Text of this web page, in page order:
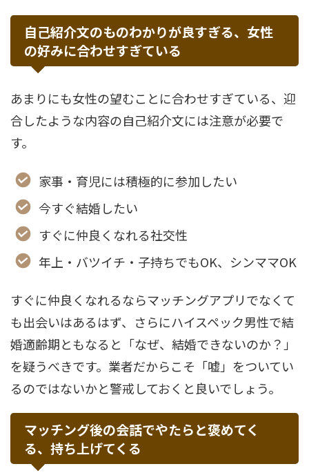
自己紹介文のものわかりが良すぎる、女性
の好みに合わせすぎている
あまりにも女性の望むことに合わせすぎている、迎
合したような内容の自己紹介文には注意が必要で
す。
家事・育児には積極的に参加したい
今すぐ結婚したい
すぐに仲良くなれる社交性
年上・バツイチ・子持ちでもOK、シンママOK
すぐに仲良くなれるならマッチングアプリでなくて
も出会いはあるはず、さらにハイスペック男性で結
婚適齢期ともなると「なぜ、結婚できないのか？」
を疑うべきです。業者だからこそ「嘘」をついてい
るのではないかと警戒しておくと良いでしょう。
マッチング後の会話でやたらと褒めてく
る、持ち上げてくる